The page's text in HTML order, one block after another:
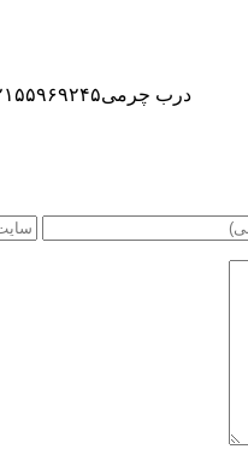
درب چرمی۰۲۱۵۵۹۶۹۲۴۵-۰۹۱۹۶۳۷۵۸۰۰